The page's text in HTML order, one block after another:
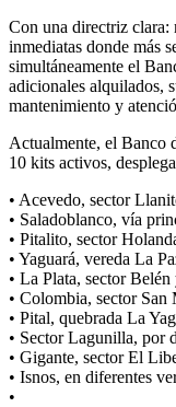
Con una directriz clara:
inmediatas donde más
simultáneamente el
adicionales alquilados,
mantenimiento y
Actualmente, el Banco
10 kits activos,
• Acevedo, sector
• Saladoblanco, vía
• Pitalito, sector
• Yaguará, vereda La
• La Plata, sector Belén
• Colombia, sector San
• Pital, quebrada La
• Sector Lagunilla, por
• Gigante, sector El
• Isnos, en diferentes
•